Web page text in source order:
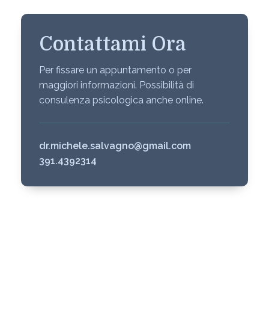
Contattami Ora
Per fissare un appuntamento o per
maggiori informazioni. Possibilità di
consulenza psicologica anche online.
dr.michele.salvagno@gmail.com
391.4392314